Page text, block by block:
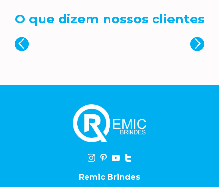
O que dizem nossos clientes
Remic Brindes